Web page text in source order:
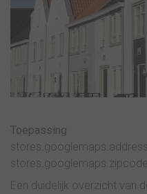
Toepassing
Een duidelijk overzicht van